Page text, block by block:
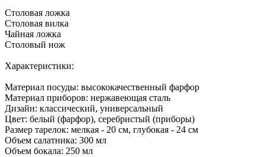
Столовая ложка
Столовая вилка
Чайная ложка
Столовый нож
Характеристики:
Материал посуды: высококачественный фарфор
Материал приборов: нержавеющая сталь
Дизайн: классический, универсальный
Цвет: белый (фарфор), серебристый (приборы)
Размер тарелок: мелкая - 20 см, глубокая - 24 см
Объем салатника: 300 мл
Объем бокала: 250 мл